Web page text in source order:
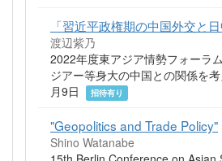
「習近平政権期の中国外交と日
渡辺紫乃
2022年度東アジア情勢フォーラ
ジアー等身大の中国との関係を
月9日
招待有り
"Geopolitics and Trade Policy"
Shino Watanabe